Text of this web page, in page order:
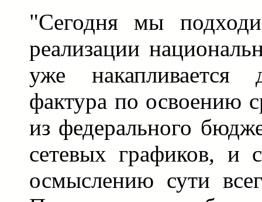
"Сегодня мы
реализации
уже накапливается
фактура по освоению
из федерального
сетевых графиков, и
осмыслению сути